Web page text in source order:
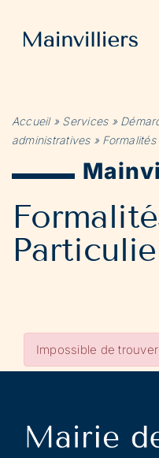
contenu
Accueil» Services»
administratives»
Impossible de